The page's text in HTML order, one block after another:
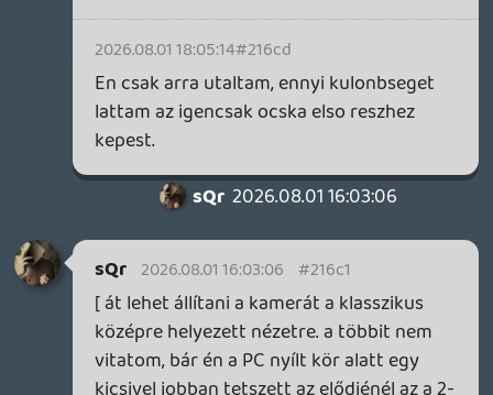
FPS-sel és 1080p-ben fut, amik már
önmagukban next-gen érzetet
biztosítottak. (Nekem konkrétan ez adta el
a gépet, pedig a játék akkor még nem is
tetszett annyira.) A PS5-ös Part I-nal nem
játszottam, de a Part II-ból kiindulva
biztosan gyönyörű. Ettől függetlenül -
hiába volt annak idején új sztenderd a
nézne nyilván kevésbé szájtátós, mint az
eredeti megjelenés környékén.
Számomra nem is a "nyers" grafikai
minősége miatt szép (bár azzal sincs
probléma), hanem egyszerűen gyengém ez
a fajta poszt-apokaliptikus miliő, amikor